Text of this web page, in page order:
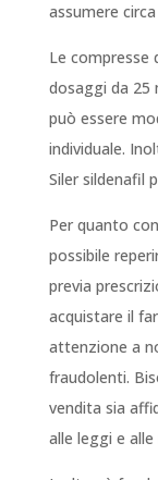
assumere
Le compresse
dosaggi da 25
può essere
individuale.
Siler sildenafil
Per quanto
possibile
previa
acquistare il
attenzione a
fraudolenti.
vendita sia
alle leggi e